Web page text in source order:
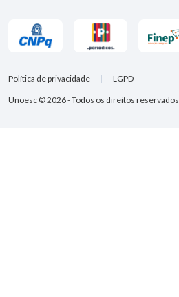
Unoesc © 2026 - Todos os direitos reservados
Política de privacidade LGPD